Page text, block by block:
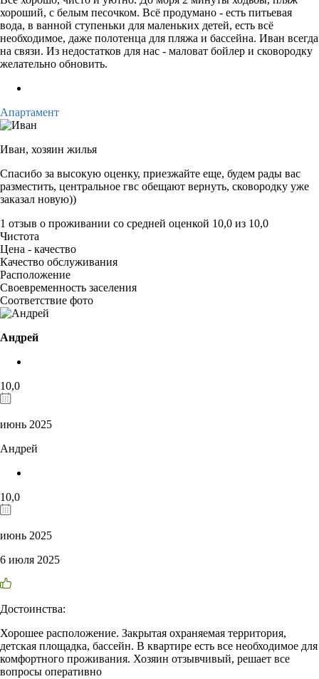
хороший, с белым песочком. Всё продумано - есть питьевая
вода, в ванной ступеньки для маленьких детей, есть всё
необходимое, даже полотенца для пляжа и бассейна. Иван всегда
на связи. Из недостатков для нас - маловат бойлер и сковородку
желательно обновить.
Апартамент
Иван, хозяин жилья
Спасибо за высокую оценку, приезжайте еще, будем рады вас
разместить, центральное гвс обещают вернуть, сковородку уже
заказал новую))
1 отзыв о проживании со средней оценкой 10,0 из 10,0
Чистота
Цена - качество
Качество обслуживания
Расположение
Своевременность заселения
Соответствие фото
Андрей
10,0
июнь 2025
Андрей
10,0
июнь 2025
6 июля 2025
Достоинства:
Хорошее расположение. Закрытая охраняемая территория,
детская площадка, бассейн. В квартире есть все необходимое для
комфортного проживания. Хозяин отзывчивый, решает все
вопросы оперативно